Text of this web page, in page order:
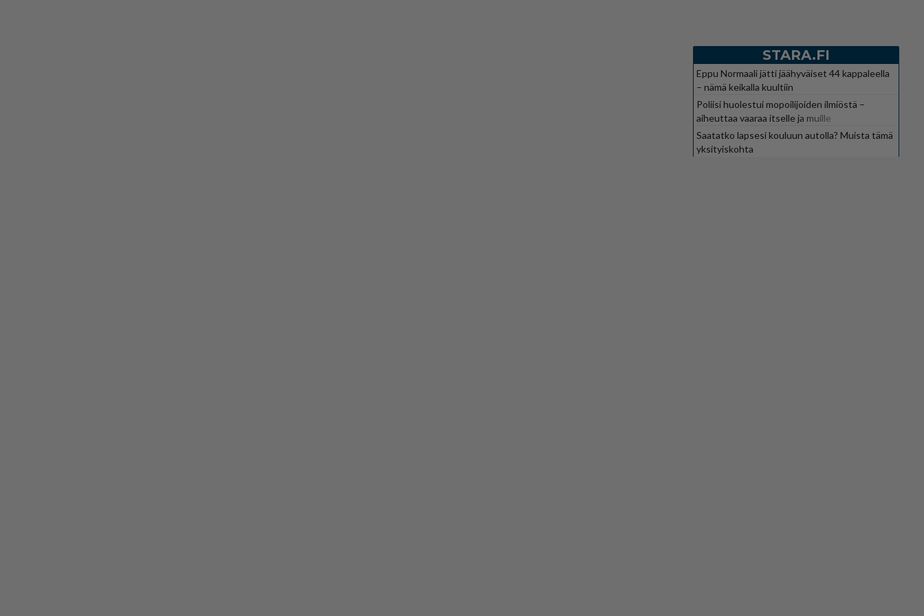
STARA.FI
Eppu Normaali jätti jäähyväiset 44 kappaleella
– nämä keikalla kuultiin
Poliisi huolestui mopoilijoiden ilmiöstä –
aiheuttaa vaaraa itselle ja muille
Saatatko lapsesi kouluun autolla? Muista tämä
yksityiskohta